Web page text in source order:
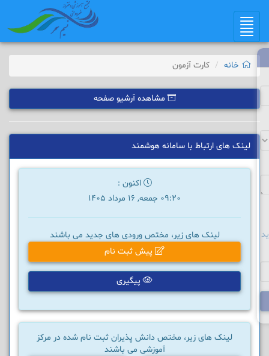
Toggle
navigation
خانه کارت آزمون
مشاهده آرشیو صفحه
لینک های ارتباط با سامانه هوشمند
اکنون :
09:20 جمعه, 16 مرداد 1405
لینک های زیر، مختص ورودی های جدید می باشند
پیش ثبت نام
پیگیری
لینک های زیر، مختص دانش پذیران ثبت نام شده در مرکز
آموزشی می باشند